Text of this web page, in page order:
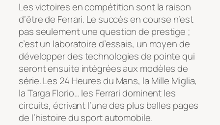
Les victoires en compétition sont la raison
d’être de Ferrari. Le succès en course n’est
pas seulement une question de prestige ;
c’est un laboratoire d’essais, un moyen de
développer des technologies de pointe qui
seront ensuite intégrées aux modèles de
série. Les 24 Heures du Mans, la Mille Miglia,
la Targa Florio… les Ferrari dominent les
circuits, écrivant l’une des plus belles pages
de l’histoire du sport automobile.